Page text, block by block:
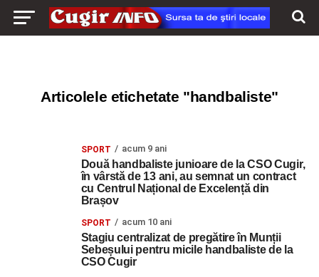
Articolele etichetate "handbaliste"
SPORT acum 9 ani
Două handbaliste junioare de la CSO Cugir,
în vârstă de 13 ani, au semnat un contract
cu Centrul Național de Excelență din
Brașov
SPORT acum 10 ani
Stagiu centralizat de pregătire în Munții
Sebeșului pentru micile handbaliste de la
CSO Cugir